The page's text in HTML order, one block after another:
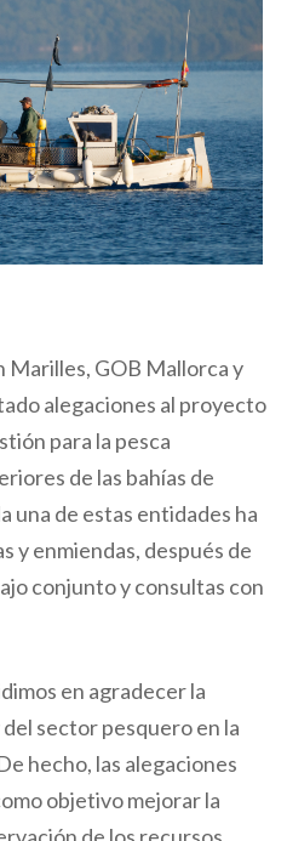
Marilles, GOB Mallorca y
alegaciones al proyecto
para la pesca
de las bahías de
una de estas entidades ha
y enmiendas, después de
conjunto y consultas con
en agradecer la
sector pesquero en la
hecho, las alegaciones
objetivo mejorar la
de los recursos